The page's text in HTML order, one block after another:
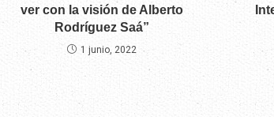
ver con la visión de Alberto
Rodríguez Saá”
1 junio, 2022